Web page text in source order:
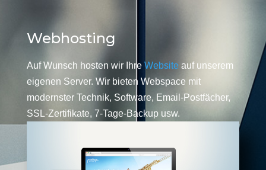
Webhosting
Auf Wunsch hosten wir Ihre Website auf unserem
eigenen Server. Wir bieten Webspace mit
modernster Technik, Software, Email-Postfächer,
SSL-Zertifikate, 7-Tage-Backup usw.